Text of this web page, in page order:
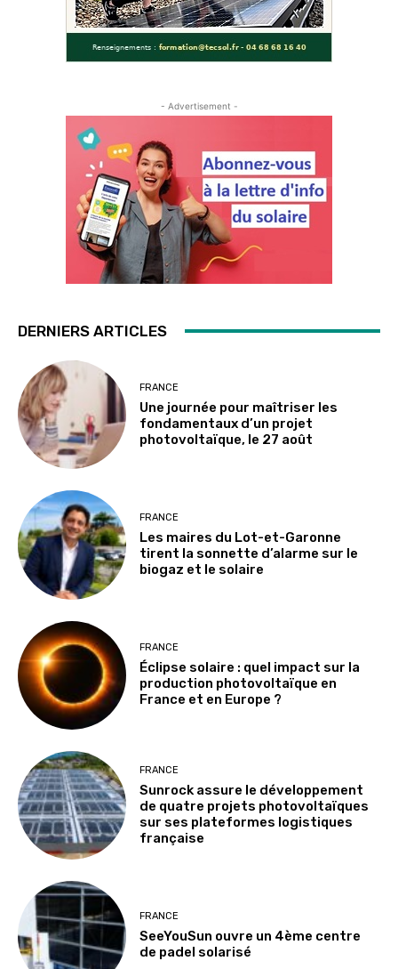
- Advertisement -
DERNIERS ARTICLES
FRANCE
Une journée pour maîtriser les
fondamentaux d’un projet
photovoltaïque, le 27 août
FRANCE
Les maires du Lot-et-Garonne
tirent la sonnette d’alarme sur le
biogaz et le solaire
FRANCE
Éclipse solaire : quel impact sur la
production photovoltaïque en
France et en Europe ?
FRANCE
Sunrock assure le développement
de quatre projets photovoltaïques
sur ses plateformes logistiques
française
FRANCE
SeeYouSun ouvre un 4ème centre
de padel solarisé